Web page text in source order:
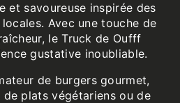
et savoureuse inspirée des
Avec une touche de
le Truck de Oufff
gustative inoubliable.
de burgers gourmet,
plats végétariens ou de